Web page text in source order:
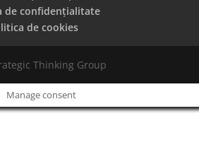
de confidențialitate
de cookies
Thinking Group
Manage consent